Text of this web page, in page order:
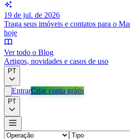
19 de jul. de 2026
Traga seus imóveis e contatos para o
hoje
Ver todo o Blog
Artigos, novidades e casos de uso
PT
EntrarCriar conta grátis
PT